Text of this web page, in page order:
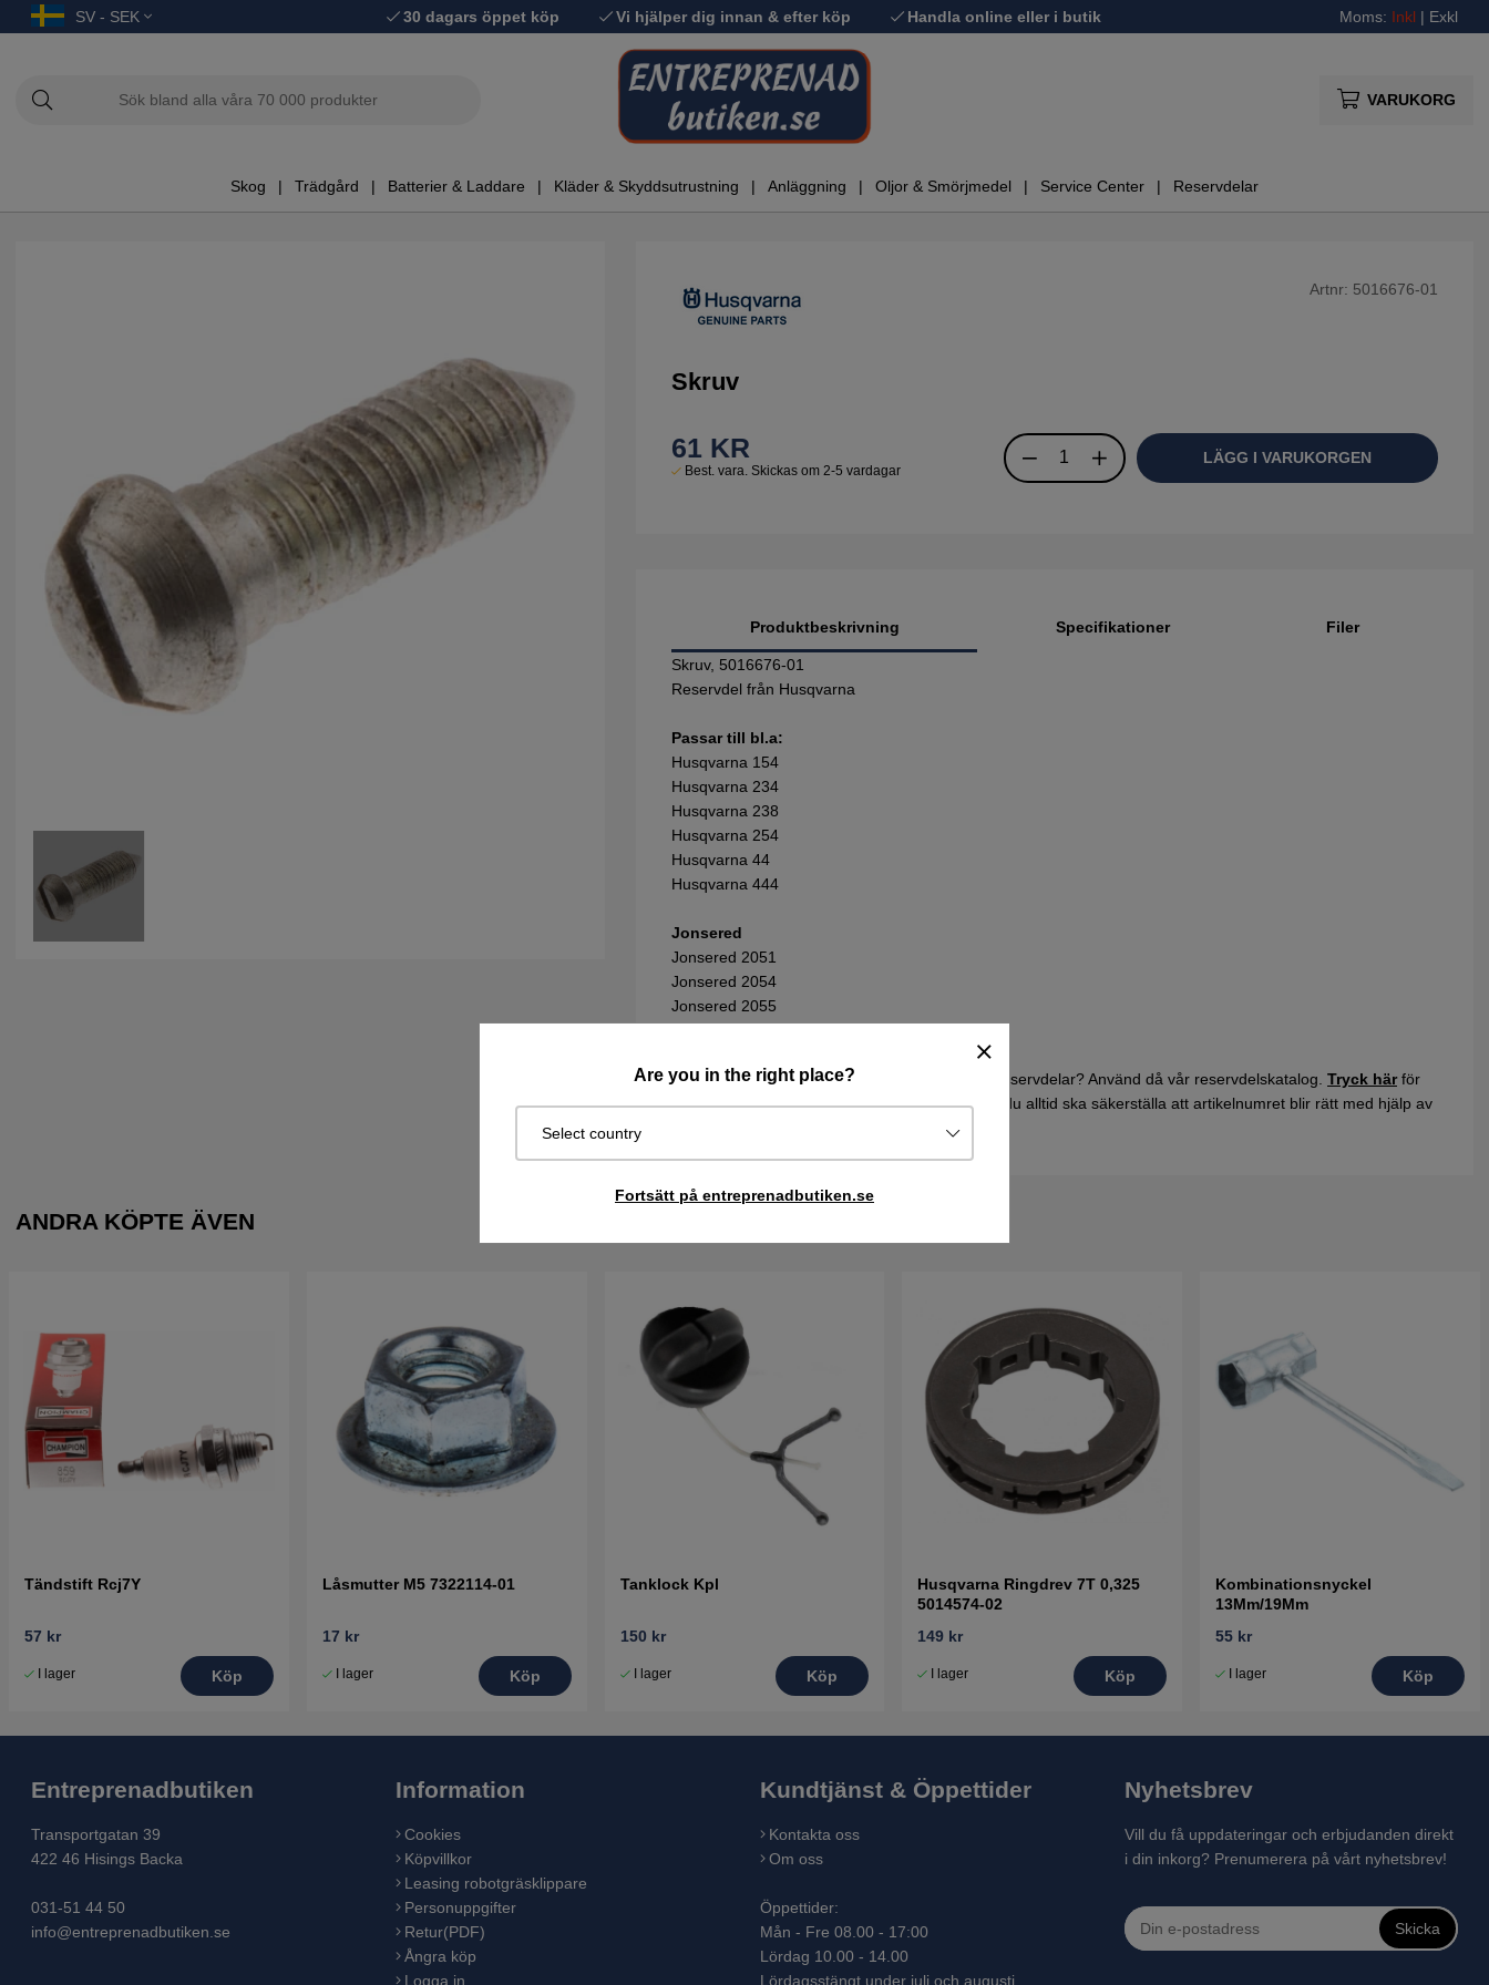
SV - SEK 30 dagars öppet köp Vi hjälper dig innan & efter köp Handla online eller i butik Moms: Inkl | Exkl
VARUKORG
Skog Trädgård Batterier & Laddare Kläder & Skyddsutrustning Anläggning Oljor & Smörjmedel Service Center Reservdelar
Are you in the right place?
Select country
Fortsätt på entreprenadbutiken.se
Artnr: 5016676-01
Skruv
61 KR
Best. vara. Skickas om 2-5 vardagar
LÄGG I VARUKORGEN
Produktbeskrivning
Skruv, 5016676-01
Reservdel från Husqvarna
Passar till bl.a:
Husqvarna 154
Husqvarna 234
Husqvarna 238
Husqvarna 254
Husqvarna 44
Husqvarna 444
Jonsered
Jonsered 2051
Jonsered 2054
Jonsered 2055
Vill du söka bland Husqvarna sprängskisser & reservdelar? Använd då vår reservdelskatalog. Tryck härför
att komma till reservdelskatalogen. Tänk på att du alltid ska säkerställa att artikelnumret blir rätt med hjälp av
Specifikationer Filer
ANDRA KÖPTE ÄVEN
Tändstift Rcj7Y
57 kr
I lager Köp
Låsmutter M5 7322114-01
17 kr
I lager Köp
Tanklock Kpl
150 kr
I lager Köp
Husqvarna Ringdrev 7T 0,325
5014574-02
149 kr
I lager Köp
Kombinationsnyckel
13Mm/19Mm
55 kr
I lager Köp
Entreprenadbutiken
Transportgatan 39
422 46 Hisings Backa
031-51 44 50
info@entreprenadbutiken.se
Information
Cookies
Köpvillkor
Leasing robotgräsklippare
Personuppgifter
Retur(PDF)
Ångra köp
Logga in
Kundtjänst & Öppettider
Kontakta oss
Om oss
Öppettider:
Mån - Fre 08.00 - 17:00
Lördag 10.00 - 14.00
Lördagsstängt under juli och augusti
Nyhetsbrev
Vill du få uppdateringar och erbjudanden direkt
i din inkorg? Prenumerera på vårt nyhetsbrev!
Skicka